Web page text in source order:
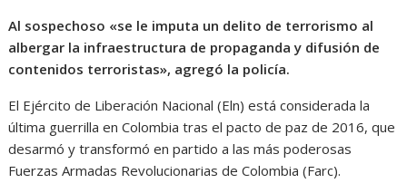
Al sospechoso «se le imputa un delito de terrorismo al
albergar la infraestructura de propaganda y difusión de
contenidos terroristas», agregó la policía.
El Ejército de Liberación Nacional (Eln) está considerada la
última guerrilla en Colombia tras el pacto de paz de 2016, que
desarmó y transformó en partido a las más poderosas
Fuerzas Armadas Revolucionarias de Colombia (Farc).